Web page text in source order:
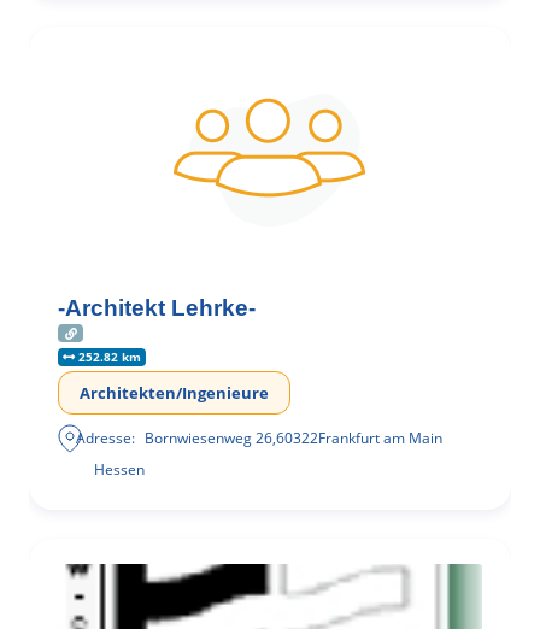
-Architekt Lehrke-
252.82 km
Architekten/Ingenieure
Adresse: Bornwiesenweg 26,60322Frankfurt am Main
Hessen